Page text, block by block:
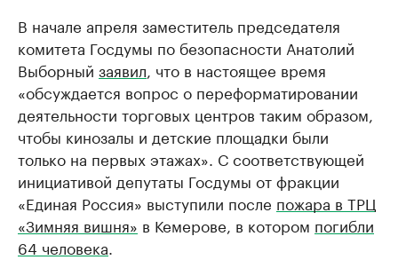
В начале апреля заместитель председателя
комитета Госдумы по безопасности Анатолий
Выборный заявил, что в настоящее время
«обсуждается вопрос о переформатировании
деятельности торговых центров таким образом,
чтобы кинозалы и детские площадки были
только на первых этажах». С соответствующей
инициативой депутаты Госдумы от фракции
«Единая Россия» выступили после пожара в ТРЦ
«Зимняя вишня» в Кемерове, в котором погибли
64 человека.